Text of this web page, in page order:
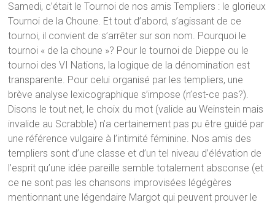
Samedi, c’était le Tournoi de nos amis Templiers : le glorieux
Tournoi de la Choune. Et tout d’abord, s’agissant de ce
tournoi, il convient de s’arrêter sur son nom. Pourquoi le
tournoi « de la choune »? Pour le tournoi de Dieppe ou le
tournoi des VI Nations, la logique de la dénomination est
transparente. Pour celui organisé par les templiers, une
brève analyse lexicographique s’impose (n’est-ce pas?).
Disons le tout net, le choix du mot (valide au Weinstein mais
invalide au Scrabble) n’a certainement pas pu être guidé par
une référence vulgaire à l’intimité féminine. Nos amis des
templiers sont d’une classe et d’un tel niveau d’élévation de
l’esprit qu’une idée pareille semble totalement absconse (et
ce ne sont pas les chansons improvisées légégères
mentionnant une légendaire Margot qui peuvent prouver le